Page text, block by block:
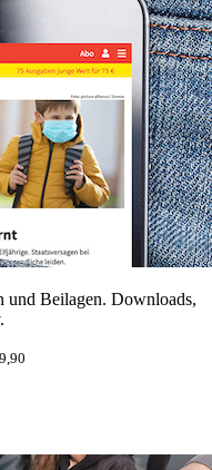
und Beilagen. Downloads,